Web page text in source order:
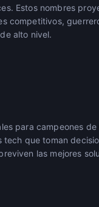
Estos nombres
competitivos,
alto nivel.
para campeones
que toman
las mejores